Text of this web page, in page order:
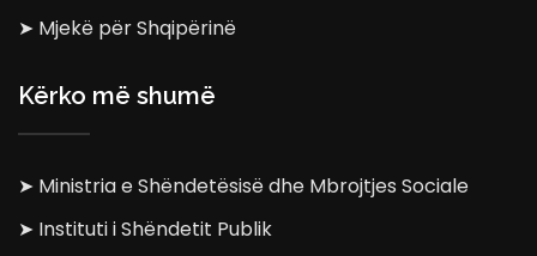
➤ Mjekë për Shqipërinë
Kërko më shumë
➤ Ministria e Shëndetësisë dhe Mbrojtjes Sociale
➤ Instituti i Shëndetit Publik